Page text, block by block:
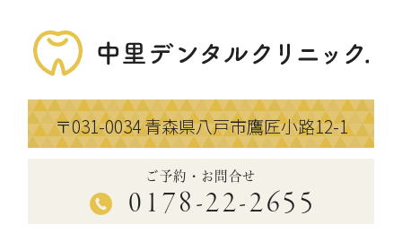
〒031-0034青森県八戸市鷹匠小路12-1
ご予約・お問合せ
0178-22-2655